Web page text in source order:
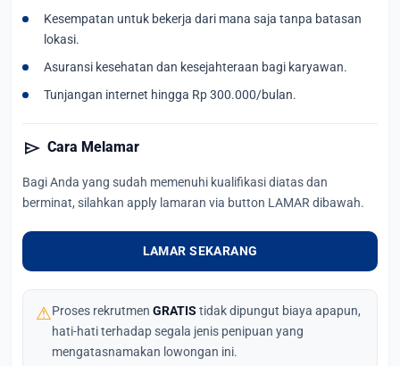
Kesempatan untuk bekerja dari mana saja tanpa batasan
lokasi.
Asuransi kesehatan dan kesejahteraan bagi karyawan.
Tunjangan internet hingga Rp 300.000/bulan.
send Cara Melamar
Bagi Anda yang sudah memenuhi kualifikasi diatas dan
berminat, silahkan apply lamaran via button LAMAR dibawah.
LAMAR SEKARANG
⚠Proses rekrutmen GRATIS tidak dipungut biaya apapun,
hati-hati terhadap segala jenis penipuan yang
mengatasnamakan lowongan ini.